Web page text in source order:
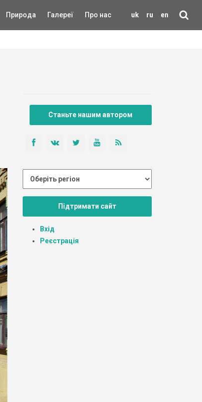
uk ru en
Природа Галереї Про нас
Станьте нашим автором
Підтримати сайт
Вхід
Реєстрація